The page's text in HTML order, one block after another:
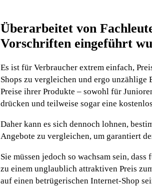
Überarbeitet von
Vorschriften eingeführt
Es ist für Verbraucher extrem einfach,
Shops zu vergleichen und ergo unzählige
Preise ihrer Produkte – sowohl für
drücken und teilweise sogar eine
Daher kann es sich dennoch lohnen,
Angebote zu vergleichen, um garantiert
Sie müssen jedoch so wachsam sein,
zu einem unglaublich attraktiven Preis
auf einen betrügerischen Internet-Shop